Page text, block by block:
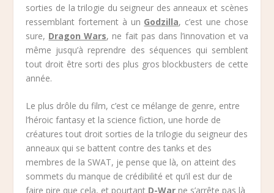
sorties de la trilogie du seigneur des anneaux et scènes
ressemblant fortement à un Godzilla, c’est une chose
sure, Dragon Wars, ne fait pas dans l’innovation et va
même jusqu’à reprendre des séquences qui semblent
tout droit être sorti des plus gros blockbusters de cette
année.
Le plus drôle du film, c’est ce mélange de genre, entre
l’héroic fantasy et la science fiction, une horde de
créatures tout droit sorties de la trilogie du seigneur des
anneaux qui se battent contre des tanks et des
membres de la SWAT, je pense que là, on atteint des
sommets du manque de crédibilité et qu’il est dur de
faire pire que cela, et pourtant D-War ne s’arrête pas là